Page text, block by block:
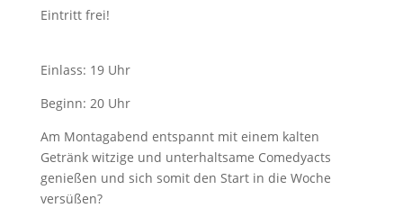
Eintritt frei!
Einlass: 19 Uhr
Beginn: 20 Uhr
Am Montagabend entspannt mit einem kalten
Getränk witzige und unterhaltsame Comedyacts
genießen und sich somit den Start in die Woche
versüßen?